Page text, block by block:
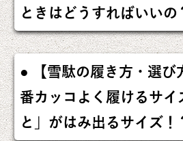
ときはどうすればいいの
【雪駄の履き方・選び
番カッコよく履けるサイ
と」がはみ出るサイズ！